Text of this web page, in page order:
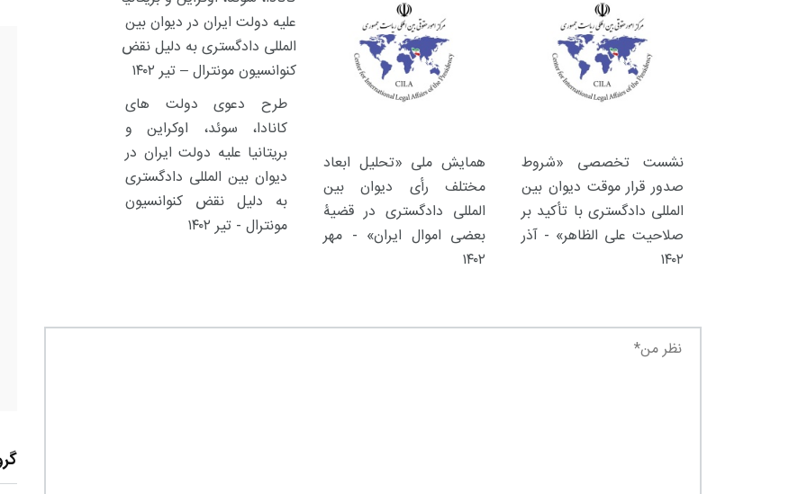
نشست تخصصی «شروط
صدور قرار موقت دیوان بین
المللی دادگستری با تأکید بر
صلاحیت علی الظاهر» - آذر
۱۴۰۲
همایش ملی «تحلیل ابعاد
مختلف رأی دیوان بین
المللی دادگستری در قضیۀ
بعضی اموال ایران» - مهر
۱۴۰۲
طرح دعوی دولت های
کانادا، سوئد، اوکراین و
بریتانیا علیه دولت ایران در
دیوان بین المللی دادگستری
به دلیل نقض کنوانسیون
مونترال - تیر ۱۴۰۲